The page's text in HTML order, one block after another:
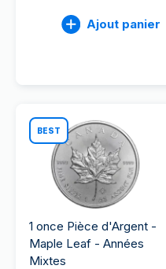
Ajout panier
BEST
1 once Pièce d'Argent -
Maple Leaf - Années
Mixtes